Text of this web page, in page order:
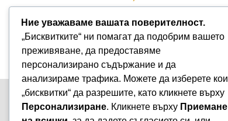
Ние уважаваме вашата поверителност.
„Бисквитките“ ни помагат да подобрим вашето
преживяване, да предоставяме
персонализирано съдържание и да
анализираме трафика. Можете да изберете кои
„бисквитки“ да разрешите, като кликнете върху
Персонализиране. Кликнете върху Приемане